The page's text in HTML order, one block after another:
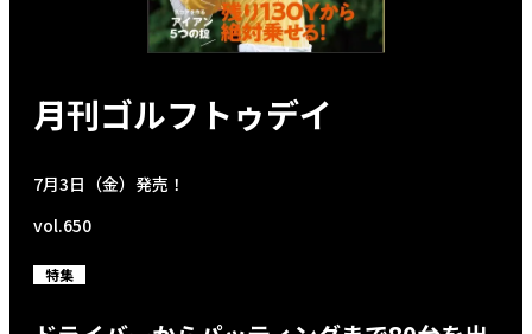
月刊ゴルフトゥデイ
7月3日（金）発売！
vol.650
特集